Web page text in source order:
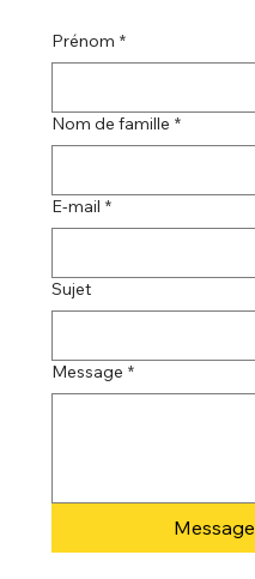
Prénom *
Nom de famille *
E-mail *
Sujet
Message *
Message